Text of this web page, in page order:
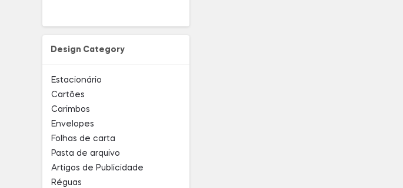
Design Category
Estacionário
Cartões
Carimbos
Envelopes
Folhas de carta
Pasta de arquivo
Artigos de Publicidade
Réguas